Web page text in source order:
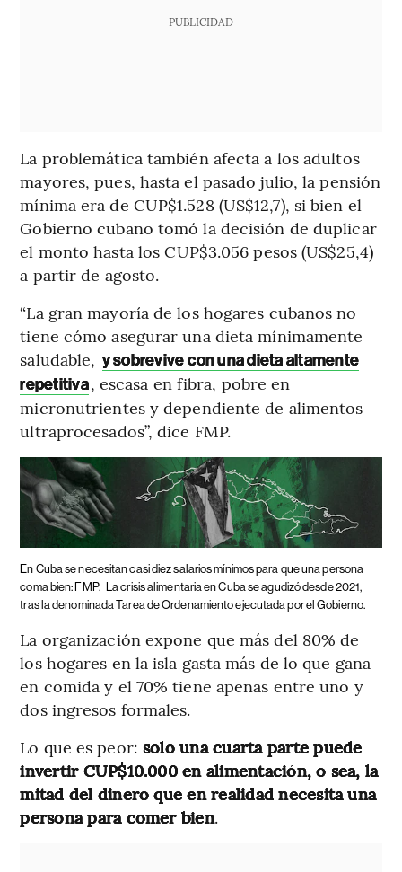
PUBLICIDAD
La problemática también afecta a los adultos
mayores, pues, hasta el pasado julio, la pensión
mínima era de CUP$1.528 (US$12,7), si bien el
Gobierno cubano tomó la decisión de duplicar
el monto hasta los CUP$3.056 pesos (US$25,4)
a partir de agosto.
“La gran mayoría de los hogares cubanos no
tiene cómo asegurar una dieta mínimamente
saludable, y sobrevive con una dieta altamente
repetitiva, escasa en fibra, pobre en
micronutrientes y dependiente de alimentos
ultraprocesados”, dice FMP.
En Cuba se necesitan casi diez salarios mínimos para que una persona
coma bien: FMP.
La crisis alimentaria en Cuba se agudizó desde 2021,
tras la denominada Tarea de Ordenamiento ejecutada por el Gobierno.
La organización expone que más del 80% de
los hogares en la isla gasta más de lo que gana
en comida y el 70% tiene apenas entre uno y
dos ingresos formales.
Lo que es peor: solo una cuarta parte puede
invertir CUP$10.000 en alimentación, o sea, la
mitad del dinero que en realidad necesita una
persona para comer bien.